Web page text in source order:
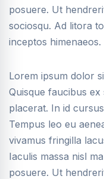
posuere. Ut
sociosqu. Ad litora
inceptos himenaeos.
Lorem ipsum dolor
Quisque faucibus ex
placerat. In id
Tempus leo eu
vivamus fringilla
Iaculis massa nisl
posuere. Ut